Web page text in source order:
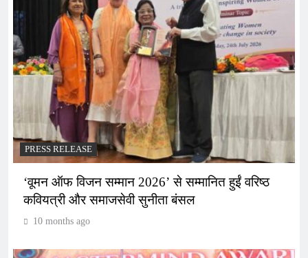
PRESS RELEASE
‘वूमन ऑफ विजन सम्मान 2026’ से सम्मानित हुईं वरिष्ठ
कवियत्री और समाजसेवी सुनीता बंसल
10 months ago